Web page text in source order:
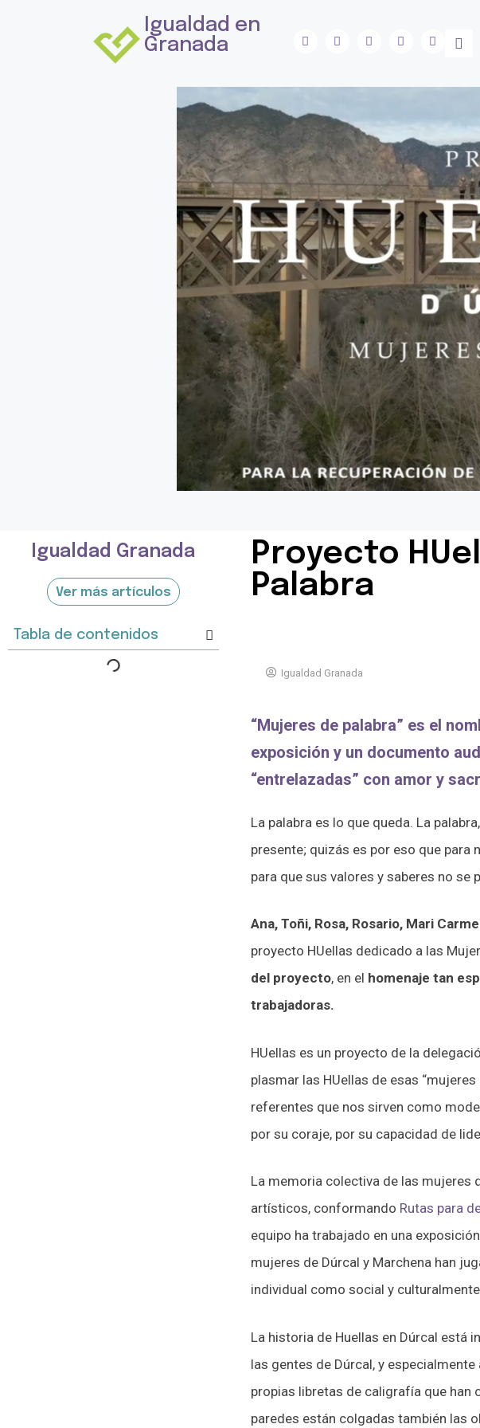
Igualdad en
Granada
Igualdad Granada
Ver más artículos
Tabla de contenidos
Proyecto
Palabra
Igualdad Granada
“Mujeres de palabra” es el
exposición y un documento
“entrelazadas” con amor y
La palabra es lo que queda. La
presente; quizás es por eso que
para que sus valores y saberes no se
Ana, Toñi, Rosa, Rosario, Mari
proyecto HUellas dedicado a las
del proyecto, en el homenaje tan
trabajadoras.
HUellas es un proyecto de la
plasmar las HUellas de esas
referentes que nos sirven como
por su coraje, por su capacidad de
La memoria colectiva de las mujeres
artísticos, conformando Rutas para
equipo ha trabajado en una
mujeres de Dúrcal y Marchena han
individual como social y
La historia de Huellas en Dúrcal está
las gentes de Dúrcal, y
propias libretas de caligrafía que han
paredes están colgadas también las